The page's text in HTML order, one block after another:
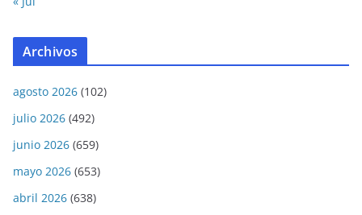
Archivos
agosto 2026 (102)
julio 2026 (492)
junio 2026 (659)
mayo 2026 (653)
abril 2026 (638)